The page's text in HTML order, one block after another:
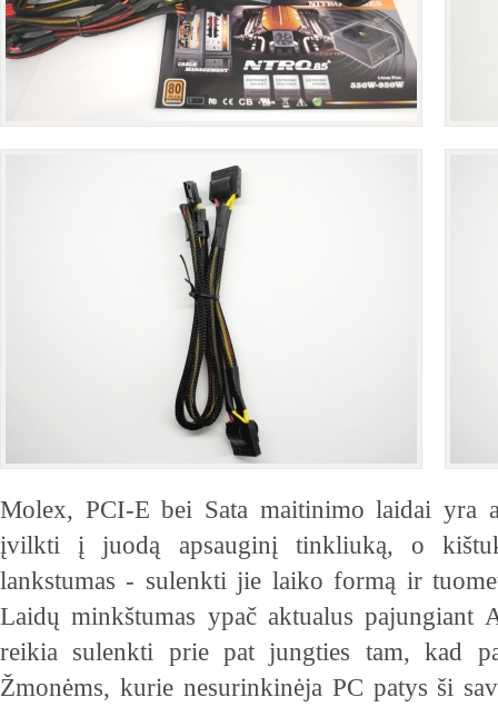
Molex, PCI-E bei Sata maitinimo laidai
įvilkti į juodą apsauginį tinkliuką, o
lankstumas - sulenkti jie laiko formą ir
Laidų minkštumas ypač aktualus pajungiant
reikia sulenkti prie pat jungties tam, kad
Žmonėms, kurie nesurinkinėja PC patys ši